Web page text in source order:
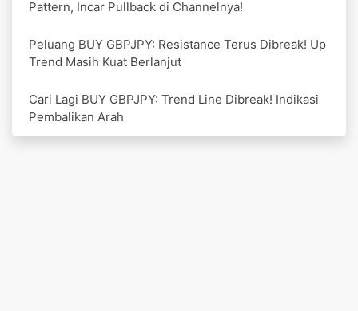
Pattern, Incar Pullback di Channelnya!
Peluang BUY GBPJPY: Resistance Terus Dibreak! Up
Trend Masih Kuat Berlanjut
Cari Lagi BUY GBPJPY: Trend Line Dibreak! Indikasi
Pembalikan Arah